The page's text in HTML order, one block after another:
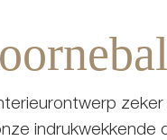
indrukwekkende